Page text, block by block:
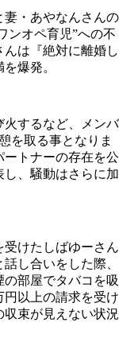
妻・あやなんさんの
ンオペ育児”への不
は『絶対に離婚し
爆発。
するなど、メンバ
を取る事となりま
ートナーの存在を公
、騒動はさらに加
けたしばゆーさん
し合いをした際、
部屋でタバコを吸
円以上の請求を受け
束が見えない状況